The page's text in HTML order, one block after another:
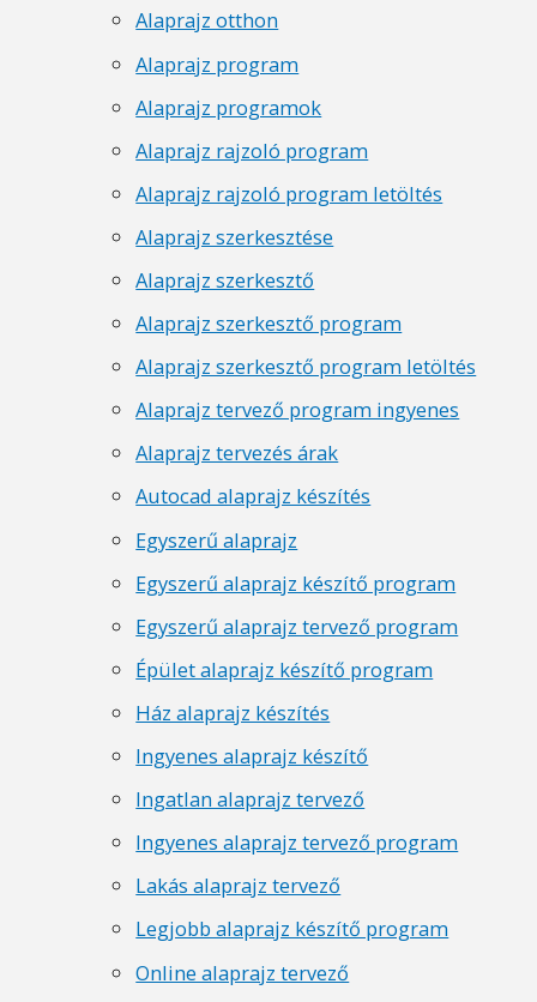
Alaprajz otthon
Alaprajz program
Alaprajz programok
Alaprajz rajzoló program
Alaprajz rajzoló program letöltés
Alaprajz szerkesztése
Alaprajz szerkesztő
Alaprajz szerkesztő program
Alaprajz szerkesztő program letöltés
Alaprajz tervező program ingyenes
Alaprajz tervezés árak
Autocad alaprajz készítés
Egyszerű alaprajz
Egyszerű alaprajz készítő program
Egyszerű alaprajz tervező program
Épület alaprajz készítő program
Ház alaprajz készítés
Ingyenes alaprajz készítő
Ingatlan alaprajz tervező
Ingyenes alaprajz tervező program
Lakás alaprajz tervező
Legjobb alaprajz készítő program
Online alaprajz tervező